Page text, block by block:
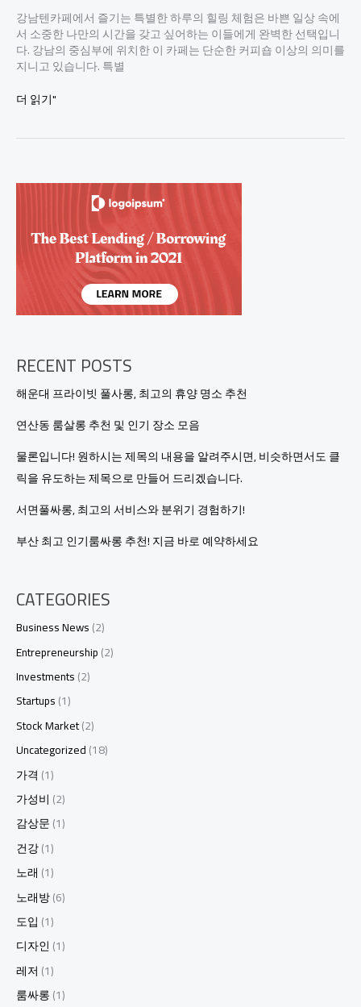
강남텐카페에서 즐기는 특별한 하루의 힐링 체험은 바쁜 일상 속에
서 소중한 나만의 시간을 갖고 싶어하는 이들에게 완벽한 선택입니
다. 강남의 중심부에 위치한 이 카페는 단순한 커피숍 이상의 의미를
지니고 있습니다. 특별
강
에
힐
링
체
험!
더 읽기"
RECENT POSTS
해운대 프라이빗 풀사롱, 최고의 휴양 명소 추천
연산동 룸살롱 추천 및 인기 장소 모음
물론입니다! 원하시는 제목의 내용을 알려주시면, 비슷하면서도 클
릭을 유도하는 제목으로 만들어 드리겠습니다.
서면풀싸롱, 최고의 서비스와 분위기 경험하기!
부산 최고 인기룸싸롱 추천! 지금 바로 예약하세요
CATEGORIES
Business News(2)
Entrepreneurship(2)
Investments(2)
Startups(1)
Stock Market(2)
Uncategorized(18)
가격 (1)
가성비 (2)
감상문(1)
건강(1)
노래 (1)
노래방(6)
도입 (1)
디자인(1)
레저 (1)
룸싸롱(1)